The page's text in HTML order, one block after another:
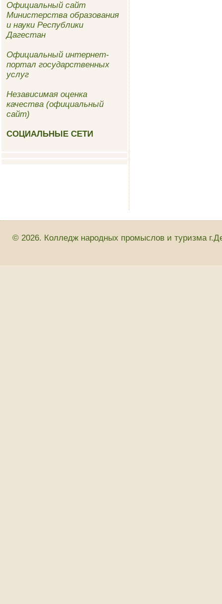
Официальный сайт
Министерства образования
и науки Республики
Дагестан
Официальный интернет-
портал государственных
услуг
Независимая оценка
качества (официальный
сайт)
СОЦИАЛЬНЫЕ СЕТИ
© 2026. Колледж народных промыслов и туризма